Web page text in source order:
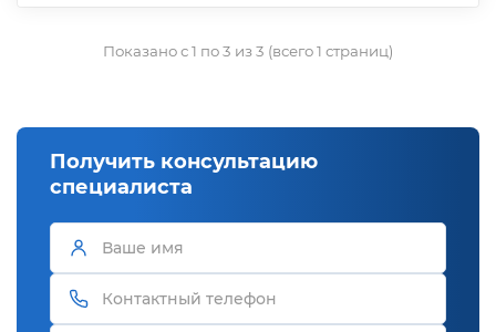
Показано с 1 по 3 из 3 (всего 1 страниц)
Получить консультацию
специалиста